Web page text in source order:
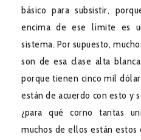
básico para subsistir,
encima de ese límite es
sistema. Por supuesto,
son de esa clase alta
porque tienen cinco mil
están de acuerdo con esto y
¿para qué corno tantas
muchos de ellos están estos